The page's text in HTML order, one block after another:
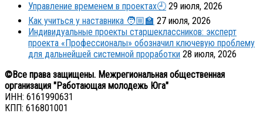
Управление временем в проектах🕘 29 июля, 2026
Как учиться у наставника 🧑🏼‍🏫 27 июля, 2026
Индивидуальные проекты старшеклассников: эксперт
проекта «Профессионалы» обозначил ключевую проблему
для дальнейшей системной проработки 28 июля, 2026
©Все права защищены. Межрегиональная общественная
организация "Работающая молодежь Юга"
ИНН: 6161990631
КПП: 616801001